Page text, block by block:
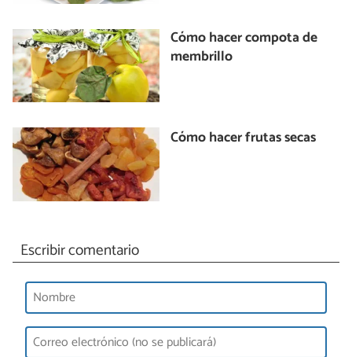
Cómo hacer compota de
membrillo
Cómo hacer frutas secas
Escribir comentario